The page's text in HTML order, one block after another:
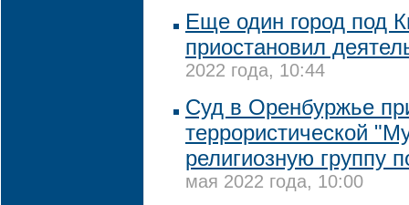
Еще один город под
приостановил
2022 года, 10:44
Суд в Оренбуржье
террористической
религиозную группу
мая 2022 года, 10:00